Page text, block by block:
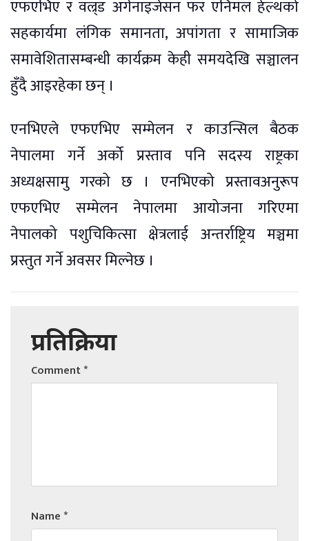
एफएभिए र वल्र्ड अर्गनाइजेसन फर एनिमल हेल्थको
सहकार्यमा लंगिक समानता, अपांगता र सामाजिक
समावेशितासम्बन्धी कार्यक्रम केही समयदेखि सञ्चालन
हुँदै आइरहेका छन् ।
एनभिएले एफएभिए सम्मेलन र काउन्सिल बैठक
नेपालमा गर्ने अर्को प्रस्ताव पनि सदस्य राष्ट्रका
अध्यक्षसामु गरको छ । एनभिएको प्रस्तावअनुरूप
एफएभिए सम्मेलन नेपालमा आयोजना गरिएमा
नेपालको पशुचिकित्सा क्षेत्रलाई अन्तर्राष्ट्रिय मञ्चमा
प्रस्तुत गर्ने अवसर मिल्नेछ ।
प्रतिक्रिया
Comment*
Name*